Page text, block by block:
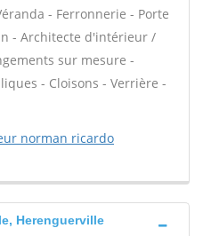
- Ferronnerie - Porte
- Architecte d'intérieur /
sur mesure -
- Cloisons - Verrière -
norman ricardo
Herenguerville